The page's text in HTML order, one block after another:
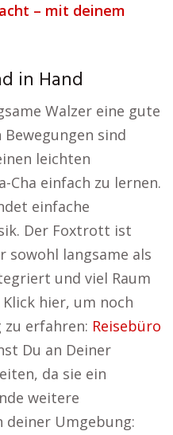
– mit deinem
in Hand
Walzer eine gute
sind
leichten
Cha einfach zu lernen.
einfache
Der Foxtrott ist
sowohl langsame als
und viel Raum
hier, um noch
zu erfahren: Reisebüro
Du an Deiner
da sie ein
weitere
deiner Umgebung: